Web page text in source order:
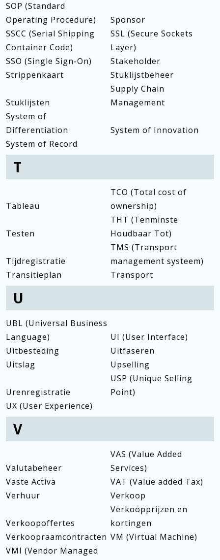
SOP (Standard
Operating Procedure)
Sponsor
SSCC (Serial Shipping
Container Code)
SSL (Secure Sockets
Layer)
SSO (Single Sign-On)
Stakeholder
Strippenkaart
Stuklijstbeheer
Stuklijsten
Supply Chain
Management
System of
Differentiation
System of Innovation
System of Record
T
Tableau
TCO (Total cost of
ownership)
Testen
THT (Tenminste
Houdbaar Tot)
Tijdregistratie
TMS (Transport
management systeem)
Transitieplan
Transport
U
UBL (Universal Business
Language)
UI (User Interface)
Uitbesteding
Uitfaseren
Uitslag
Upselling
Urenregistratie
USP (Unique Selling
Point)
UX (User Experience)
V
Valutabeheer
VAS (Value Added
Services)
Vaste Activa
VAT (Value added Tax)
Verhuur
Verkoop
Verkoopoffertes
Verkoopprijzen en
kortingen
Verkoopraamcontracten VM (Virtual Machine)
VMI (Vendor Managed